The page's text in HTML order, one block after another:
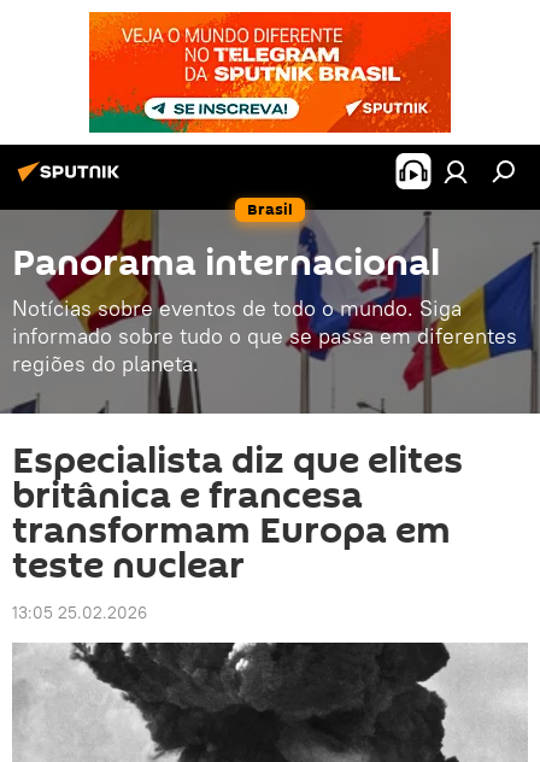
Brasil
Panorama internacional
Notícias sobre eventos de todo o mundo. Siga
informado sobre tudo o que se passa em diferentes
regiões do planeta.
Especialista diz que elites
britânica e francesa
transformam Europa em
teste nuclear
13:05 25.02.2026